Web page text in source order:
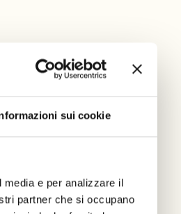
sui cookie
e per analizzare il
partner che si occupano